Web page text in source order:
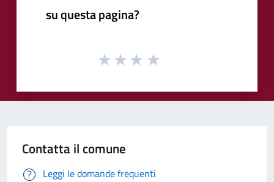
su questa pagina?
Contatta il comune
Leggi le domande frequenti